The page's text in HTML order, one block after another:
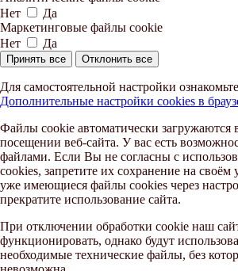
Нет
Да
Маркетинговые файлы cookie
Нет
Да
Принять все Отклонить все
Для самостоятельной настройки
Дополнительные настройки cookies в
Файлы cookie автоматически загружаются
посещении веб-сайта. У вас есть
файлами. Если Вы не согласны с
cookies, запретите их сохранение на своём
уже имеющиеся файлы cookies через
прекратите использование сайта.
При отключении обработки cookie наш
функционировать, однако будут
необходимые технические файлы, без